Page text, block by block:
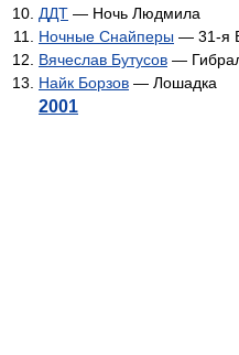
ДДТ — Ночь Людмила
Ночные Снайперы — 31-я
Вячеслав Бутусов —
Найк Борзов — Лошадка
2001